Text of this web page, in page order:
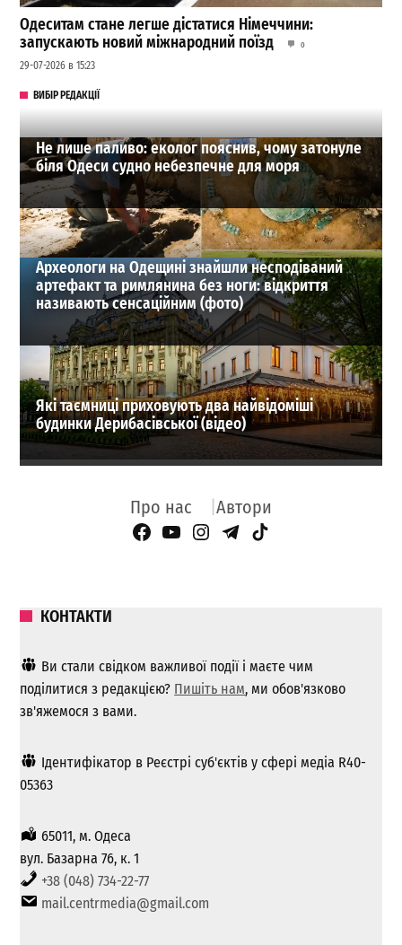
Одеситам стане легше дістатися Німеччини:
запускають новий міжнародний поїзд
0
29-07-2026 в 15:23
ВИБІР РЕДАКЦІЇ
Не лише паливо: еколог пояснив, чому затонуле
біля Одеси судно небезпечне для моря
Археологи на Одещині знайшли несподіваний
артефакт та римлянина без ноги: відкриття
називають сенсаційним (фото)
Які таємниці приховують два найвідоміші
будинки Дерибасівської (відео)
Про нас Автори
Facebook Page
YouTube
Instagram
Telegram
TikTok
КОНТАКТИ
Ви стали свідком важливої ​​події і маєте чим
поділитися з редакцією? Пишіть нам, ми обов'язково
зв'яжемося з вами.
Ідентифікатор в Реєстрі суб'єктів у сфері медіа R40-
05363
65011, м. Одеса
вул. Базарна 76, к. 1
+38 (048) 734-22-77
mail.centrmedia@gmail.com